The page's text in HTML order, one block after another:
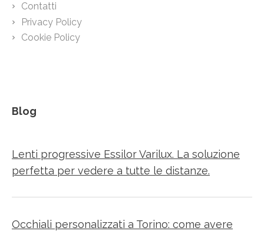
Contatti
Privacy Policy
Cookie Policy
Blog
Lenti progressive Essilor Varilux. La soluzione
perfetta per vedere a tutte le distanze.
Occhiali personalizzati a Torino: come avere